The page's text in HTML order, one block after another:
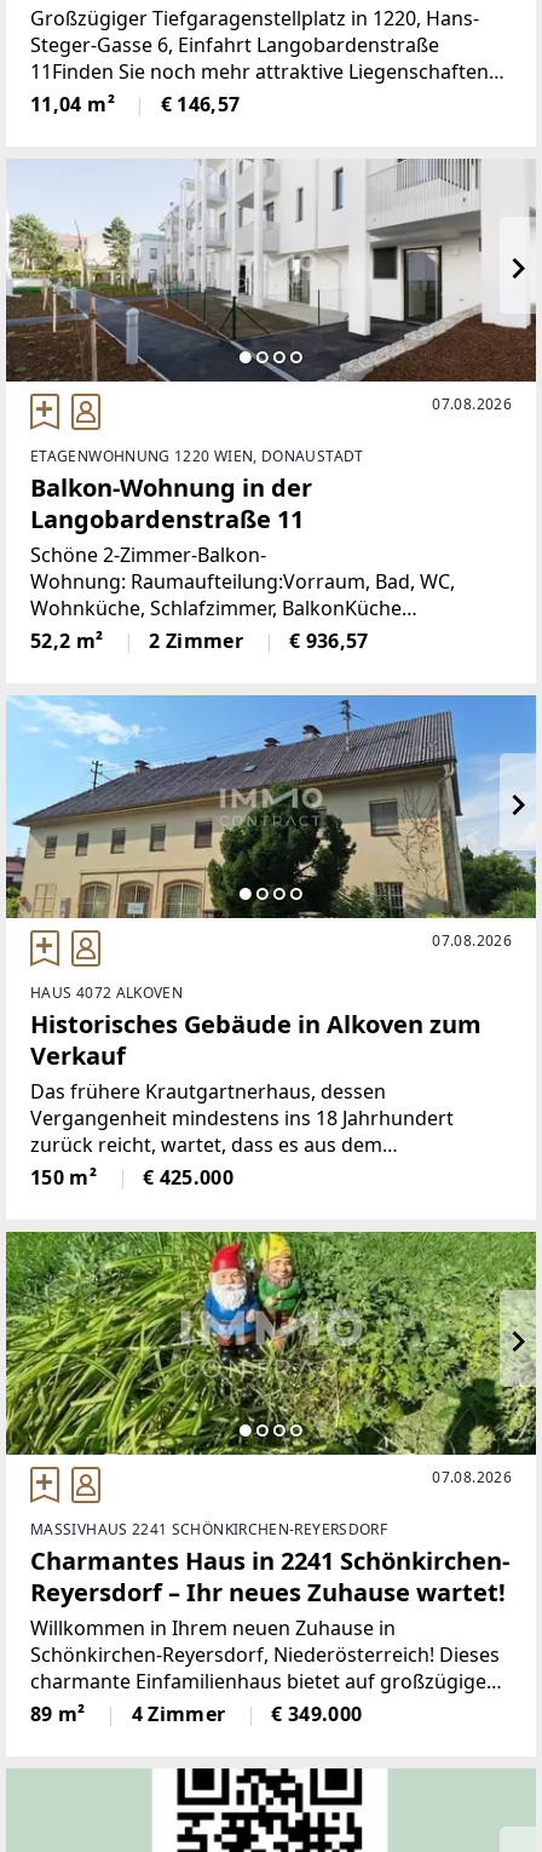
Großzügiger Tiefgaragenstellplatz in 1220, Hans-
Steger-Gasse 6, Einfahrt Langobardenstraße
11Finden Sie noch mehr attraktive Liegenschaften
auf www.IMMOcontract.at
[http://www.immocontract.at/]IMMO einen Besuch
11,04 m² € 146,57
07.08.2026
ETAGENWOHNUNG 1220 WIEN, DONAUSTADT
Balkon-Wohnung in der
Langobardenstraße 11
Schöne 2-Zimmer-Balkon-
Wohnung: Raumaufteilung:Vorraum, Bad, WC,
Wohnküche, Schlafzimmer, BalkonKüche
möbliertKellerabteil Von Vormieterin können auf
Wunsch Möbel direkt abgelöst
52,2 m² 2 Zimmer € 936,57
07.08.2026
HAUS 4072 ALKOVEN
Historisches Gebäude in Alkoven zum
Verkauf
Das frühere Krautgartnerhaus, dessen
Vergangenheit mindestens ins 18 Jahrhundert
zurück reicht, wartet, dass es aus dem
Dornröschenschlaf geweckt wird.Bis in die 1970-er
Jahre befand sich ein Gemischtwarengeschäft in
150 m² € 425.000
07.08.2026
MASSIVHAUS 2241 SCHÖNKIRCHEN-REYERSDORF
Charmantes Haus in 2241 Schönkirchen-
Reyersdorf – Ihr neues Zuhause wartet!
Willkommen in Ihrem neuen Zuhause in
Schönkirchen-Reyersdorf, Niederösterreich! Dieses
charmante Einfamilienhaus bietet auf großzügigen
89 m² Wohnfläche genügend Platz für die ganze
Familie. Hier verbinden sich Wohnkomfort und eine
89 m² 4 Zimmer € 349.000